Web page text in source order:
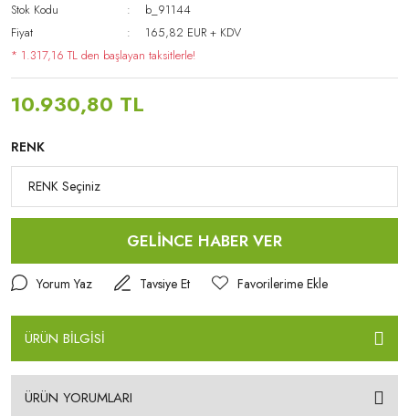
Stok Kodu
b_91144
Fiyat
165,82 EUR + KDV
* 1.317,16 TL den başlayan taksitlerle!
10.930,80 TL
RENK
GELİNCE HABER VER
Yorum Yaz Tavsiye Et
ÜRÜN BİLGİSİ
ÜRÜN YORUMLARI